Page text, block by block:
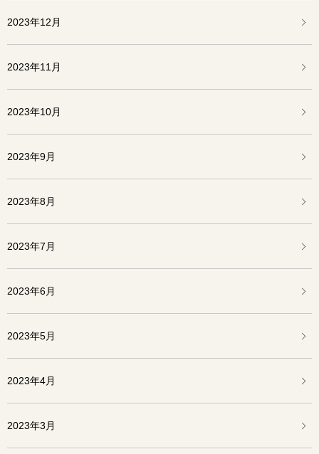
2023年12月
2023年11月
2023年10月
2023年9月
2023年8月
2023年7月
2023年6月
2023年5月
2023年4月
2023年3月